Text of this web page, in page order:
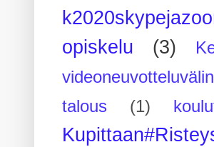
opiskelu
(3)
talous (1)